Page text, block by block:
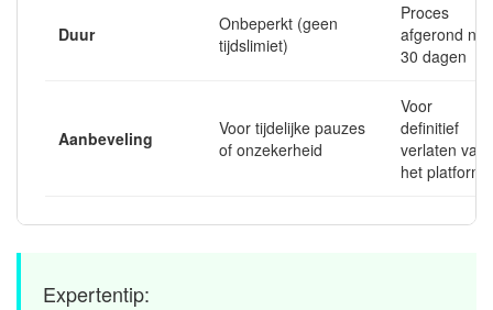
Duur
Onbeperkt (geen
tijdslimiet)
Proces
afgerond na
30 dagen
Aanbeveling
Voor tijdelijke pauzes
of onzekerheid
Voor
definitief
verlaten van
het platform
Expertentip: